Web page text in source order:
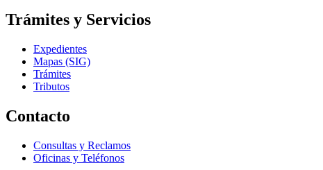
Trámites y Servicios
Expedientes
Mapas (SIG)
Trámites
Tributos
Contacto
Consultas y Reclamos
Oficinas y Teléfonos